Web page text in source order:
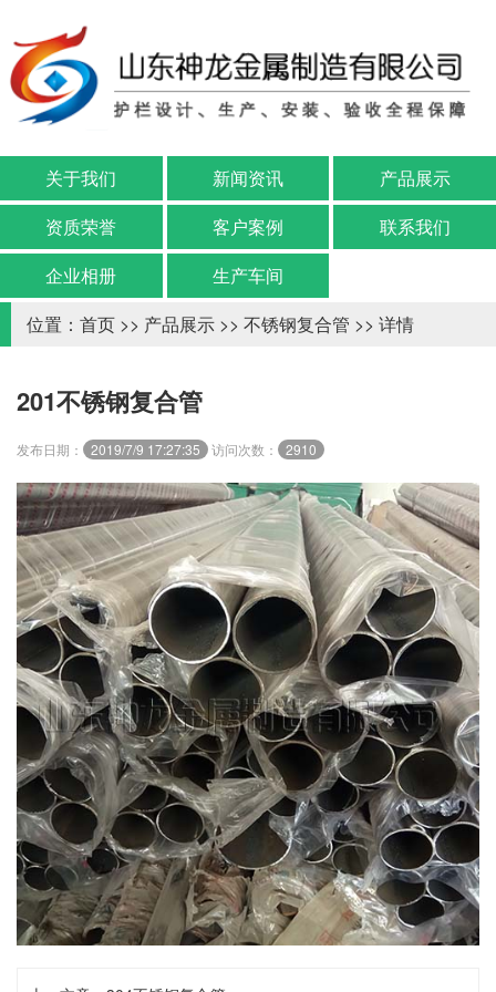
关于我们 新闻资讯
产品展示
资质荣誉
客户案例
联系我们
企业相册
生产车间
位置： 首页 >> 产品展示 >> 不锈钢复合管 >> 详情
201不锈钢复合管
发布日期： 2019/7/9 17:27:35 访问次数： 2910